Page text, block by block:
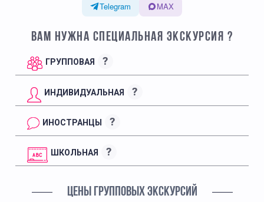
Telegram
MAX
ВАМ НУЖНА СПЕЦИАЛЬНАЯ ЭКСКУРСИЯ ?
ГРУППОВАЯ ?
ИНДИВИДУАЛЬНАЯ ?
ИНОСТРАНЦЫ ?
ШКОЛЬНАЯ ?
ЦЕНЫ ГРУППОВЫХ ЭКСКУРСИЙ